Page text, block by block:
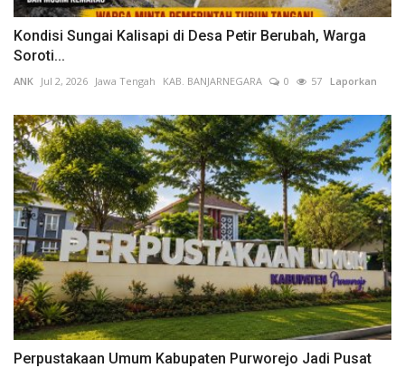
Kondisi Sungai Kalisapi di Desa Petir Berubah, Warga
Soroti...
ANK Jul 2, 2026 Jawa Tengah KAB. BANJARNEGARA 0 57 Laporkan
Perpustakaan Umum Kabupaten Purworejo Jadi Pusat